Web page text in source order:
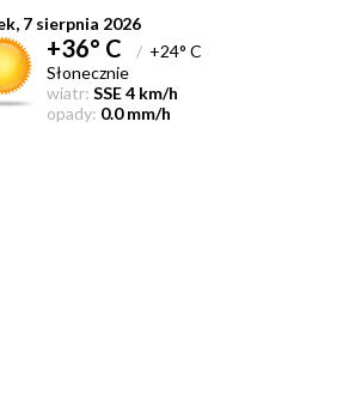
7 sierpnia 2026
+36° C / +24° C
Słonecznie
wiatr: SSE 4 km/h
opady: 0.0 mm/h